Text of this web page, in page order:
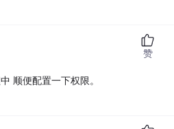
顺便配置一下权限。
赞